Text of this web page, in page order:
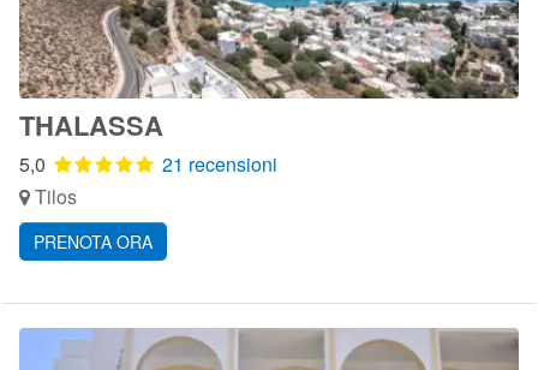
THALASSA
5,0
21 recensioni
Tilos
PRENOTA ORA